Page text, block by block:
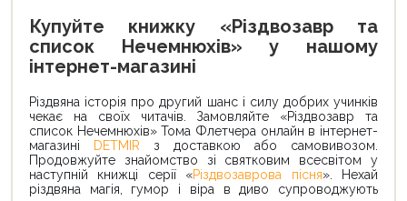
Купуйте книжку «Різдвозавр та
список Нечемнюхів» у нашому
інтернет-магазині
Різдвяна історія про другий шанс і силу добрих учинків
чекає на своїх читачів. Замовляйте «Різдвозавр та
список Нечемнюхів» Тома Флетчера онлайн в інтернет-
магазині
DETMIR з доставкою або самовивозом.
Продовжуйте знайомство зі святковим всесвітом у
наступній книжці серії «Різдвозаврова пісня». Нехай
різдвяна магія, гумор і віра в диво супроводжують